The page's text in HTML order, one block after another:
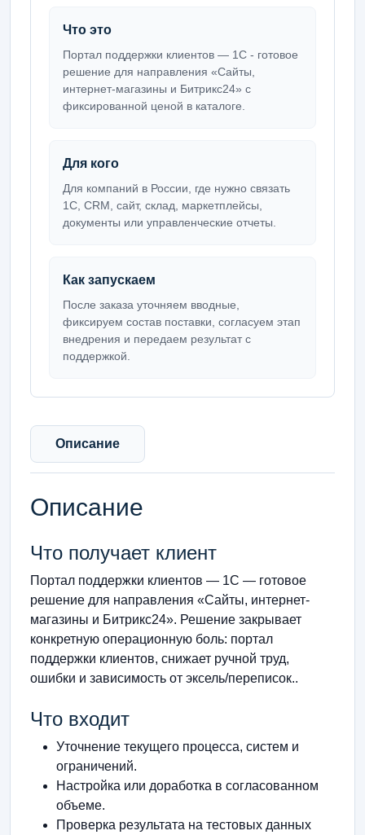
Что это
Портал поддержки клиентов — 1С - готовое
решение для направления «Сайты,
интернет-магазины и Битрикс24» с
фиксированной ценой в каталоге.
Для кого
Для компаний в России, где нужно связать
1С, CRM, сайт, склад, маркетплейсы,
документы или управленческие отчеты.
Как запускаем
После заказа уточняем вводные,
фиксируем состав поставки, согласуем этап
внедрения и передаем результат с
поддержкой.
Описание
Описание
Что получает клиент
Портал поддержки клиентов — 1С — готовое
решение для направления «Сайты, интернет-
магазины и Битрикс24». Решение закрывает
конкретную операционную боль: портал
поддержки клиентов, снижает ручной труд,
ошибки и зависимость от эксель/переписок..
Что входит
Уточнение текущего процесса, систем и
ограничений.
Настройка или доработка в согласованном
объеме.
Проверка результата на тестовых данных